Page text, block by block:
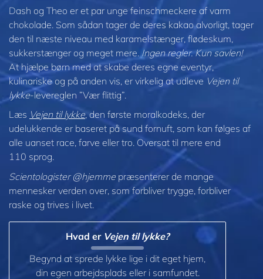
Dash og Theo er et par unge feinschmeckere af varm
chokolade. Som sådan tager de deres kakao alvorligt, tager
den til næste niveau med karamelstænger, flødeskum,
sukkerstænger og meget mere.Ingen regler. Kun savlen!
At hjælpe børn med at skabe deres egne eventyr,
kulinariske og på anden vis, er virkelig at udleve Vejen til
lykke-levereglen ”Vær flittig”.
Læs Vejen til lykke, den første moralkodeks, der
udelukkende er baseret på sund fornuft, som kan følges af
alle uanset race, farve eller tro. Oversat til mere end
110 sprog.
Scientologister @hjemmepræsenterer de mange
mennesker verden over, som forbliver trygge, forbliver
raske og trives i livet.
Hvad er Vejen til lykke?
Begynd at sprede lykke lige i dit eget hjem,
din egen arbejdsplads eller i samfundet.